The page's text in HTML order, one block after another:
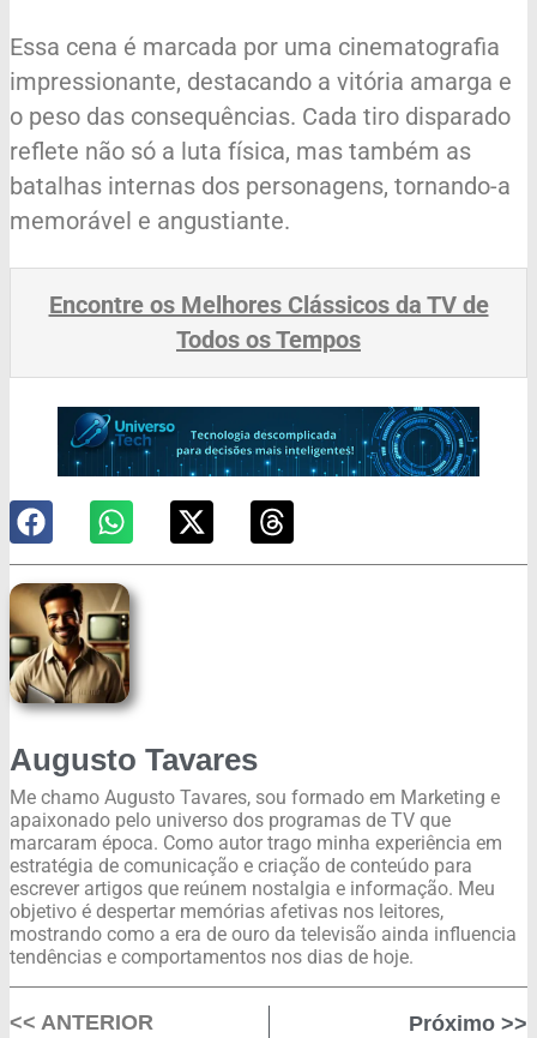
Essa cena é marcada por uma cinematografia
impressionante, destacando a vitória amarga e
o peso das consequências. Cada tiro disparado
reflete não só a luta física, mas também as
batalhas internas dos personagens, tornando-a
memorável e angustiante.
Encontre os Melhores Clássicos da TV de
Todos os Tempos
Augusto Tavares
Me chamo Augusto Tavares, sou formado em Marketing e
apaixonado pelo universo dos programas de TV que
marcaram época. Como autor trago minha experiência em
estratégia de comunicação e criação de conteúdo para
escrever artigos que reúnem nostalgia e informação. Meu
objetivo é despertar memórias afetivas nos leitores,
mostrando como a era de ouro da televisão ainda influencia
tendências e comportamentos nos dias de hoje.
<< ANTERIOR Próximo >>